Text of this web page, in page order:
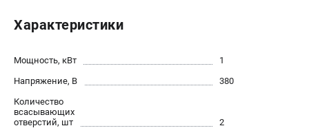
Контакты
Как нас найти
Новости
Пользовательское соглашение
Характеристики
Мощность, кВт
1
Напряжение, В
380
Количество
всасывающих
отверстий, шт
2